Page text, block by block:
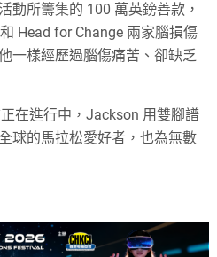
動所籌集的 100 萬英鎊善款，
Head for Change 兩家腦損傷
一樣經歷過腦傷痛苦、卻缺乏
在進行中，Jackson 用雙腳譜
球的馬拉松愛好者，也為無數